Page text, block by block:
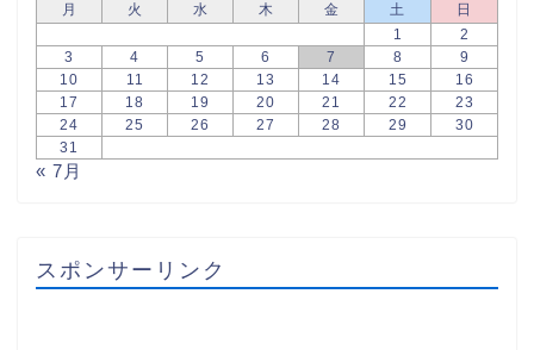
月
火 水 木 金 土
日
1
2
3
4 5 6 7 8
9
10
11 12 13 14 15
16
17
18 19 20 21 22
23
24
25 26 27 28 29
30
31
« 7月
スポンサーリンク